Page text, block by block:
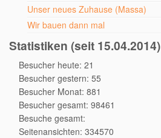
Unser neues Zuhause (Massa)
Wir bauen dann mal
Statistiken (seit 15.04.2014)
Besucher heute: 21
Besucher gestern: 55
Besucher Monat: 881
Besucher gesamt: 98461
Besuche gesamt:
Seitenansichten: 334570